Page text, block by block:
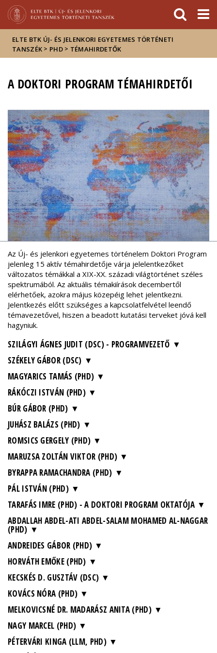
Hírek
Események
ELTE a
sajtóban
ELTE BTK ÚJ- ÉS JELENKORI EGYETEMES TÖRTÉNETI
TANSZÉK > PHD > TÉMAHIRDETŐK
A DOKTORI PROGRAM TÉMAHIRDETŐI
Az Új- és jelenkori egyetemes történelem Doktori Program
jelenleg 15 aktív témahirdetője várja jelelentkezőket
változatos témákkal a XIX-XX. századi világtörténet széles
spektrumából. Az aktuális témakiírások decembertől
elérhetőek, azokra május közepéig lehet jelentkezni.
Jelentkezés előtt szükséges a kapcsolatfelvétel leendő
témavezetővel, hiszen a beadott kutatási terveket jóvá kell
hagyniuk.
SZILÁGYI ÁGNES JUDIT (DSC) - PROGRAMVEZETŐ
SZÉKELY GÁBOR (DSC)
MAGYARICS TAMÁS (PHD)
RÁKÓCZI ISTVÁN (PHD)
BÚR GÁBOR (PHD)
JUHÁSZ BALÁZS (PHD)
ROMSICS GERGELY (PHD)
MARUZSA ZOLTÁN VIKTOR (PHD)
BYRAPPA RAMACHANDRA (PHD)
PÁL ISTVÁN (PHD)
TARAFÁS IMRE (PHD) - A DOKTORI PROGRAM OKTATÓJA
ABDALLAH ABDEL-ATI ABDEL-SALAM MOHAMED AL-NAGGAR
(PHD)
ANDREIDES GÁBOR (PHD)
HORVÁTH EMŐKE (PHD)
KECSKÉS D. GUSZTÁV (DSC)
KOVÁCS NÓRA (PHD)
MELKOVICSNÉ DR. MADARÁSZ ANITA (PHD)
NAGY MARCEL (PHD)
PÉTERVÁRI KINGA (LLM, PHD)